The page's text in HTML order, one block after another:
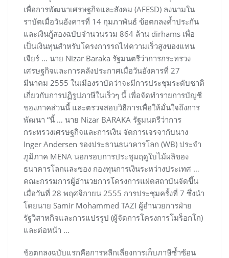
เพื่อการพัฒนาเศรษฐกิจและสังคม (AFESD) ลงนามใน
ราบัตเมื่อวันอังคารที่ 14 กุมภาพันธ์ ข้อตกลงค้ำประกัน
และเงินกู้สองฉบับจำนวนรวม 864 ล้าน dirhams เพื่อ
เป็นเงินทุนสำหรับโครงการรถไฟความเร็วสูงของแทน
เจียร์ … นาย Nizar Baraka รัฐมนตรีว่าการกระทรวง
เศรษฐกิจและการคลังประกาศเมื่อวันอังคารที่ 27
มีนาคม 2555 ในเมืองราบัตว่าจะมีการประชุมระดับชาติ
เกี่ยวกับการปฏิรูปภาษีในเร็วๆ นี้ เพื่อจัดทำรายการบัญชี
ของภาคส่วนนี้ และตรวจสอบวิธีการเพื่อให้มั่นใจถึงการ
พัฒนา “นี้ … นาย Nizar BARAKA รัฐมนตรีว่าการ
กระทรวงเศรษฐกิจและการเงิน จัดการเจรจากับนาง
Inger Andersen รองประธานธนาคารโลก (WB) ประจำ
ภูมิภาค MENA นอกรอบการประชุมฤดูใบไม้ผลิของ
ธนาคารโลกและของ กองทุนการเงินระหว่างประเทศ …
คณะกรรมการผู้อำนวยการโครงการแฝดสถาบันจัดขึ้น
เมื่อวันที่ 28 พฤศจิกายน 2555 การประชุมครั้งที่ 7 ซึ่งนำ
โดยนาย Samir Mohammed TAZI ผู้อำนวยการฝ่าย
รัฐวิสาหกิจและการแปรรูป (ผู้จัดการโครงการโมร็อกโก)
และต่อหน้า …
ข้อตกลงฉบับแรกคือการหลีกเลี่ยงการเก็บภาษีซ้ำซ้อน